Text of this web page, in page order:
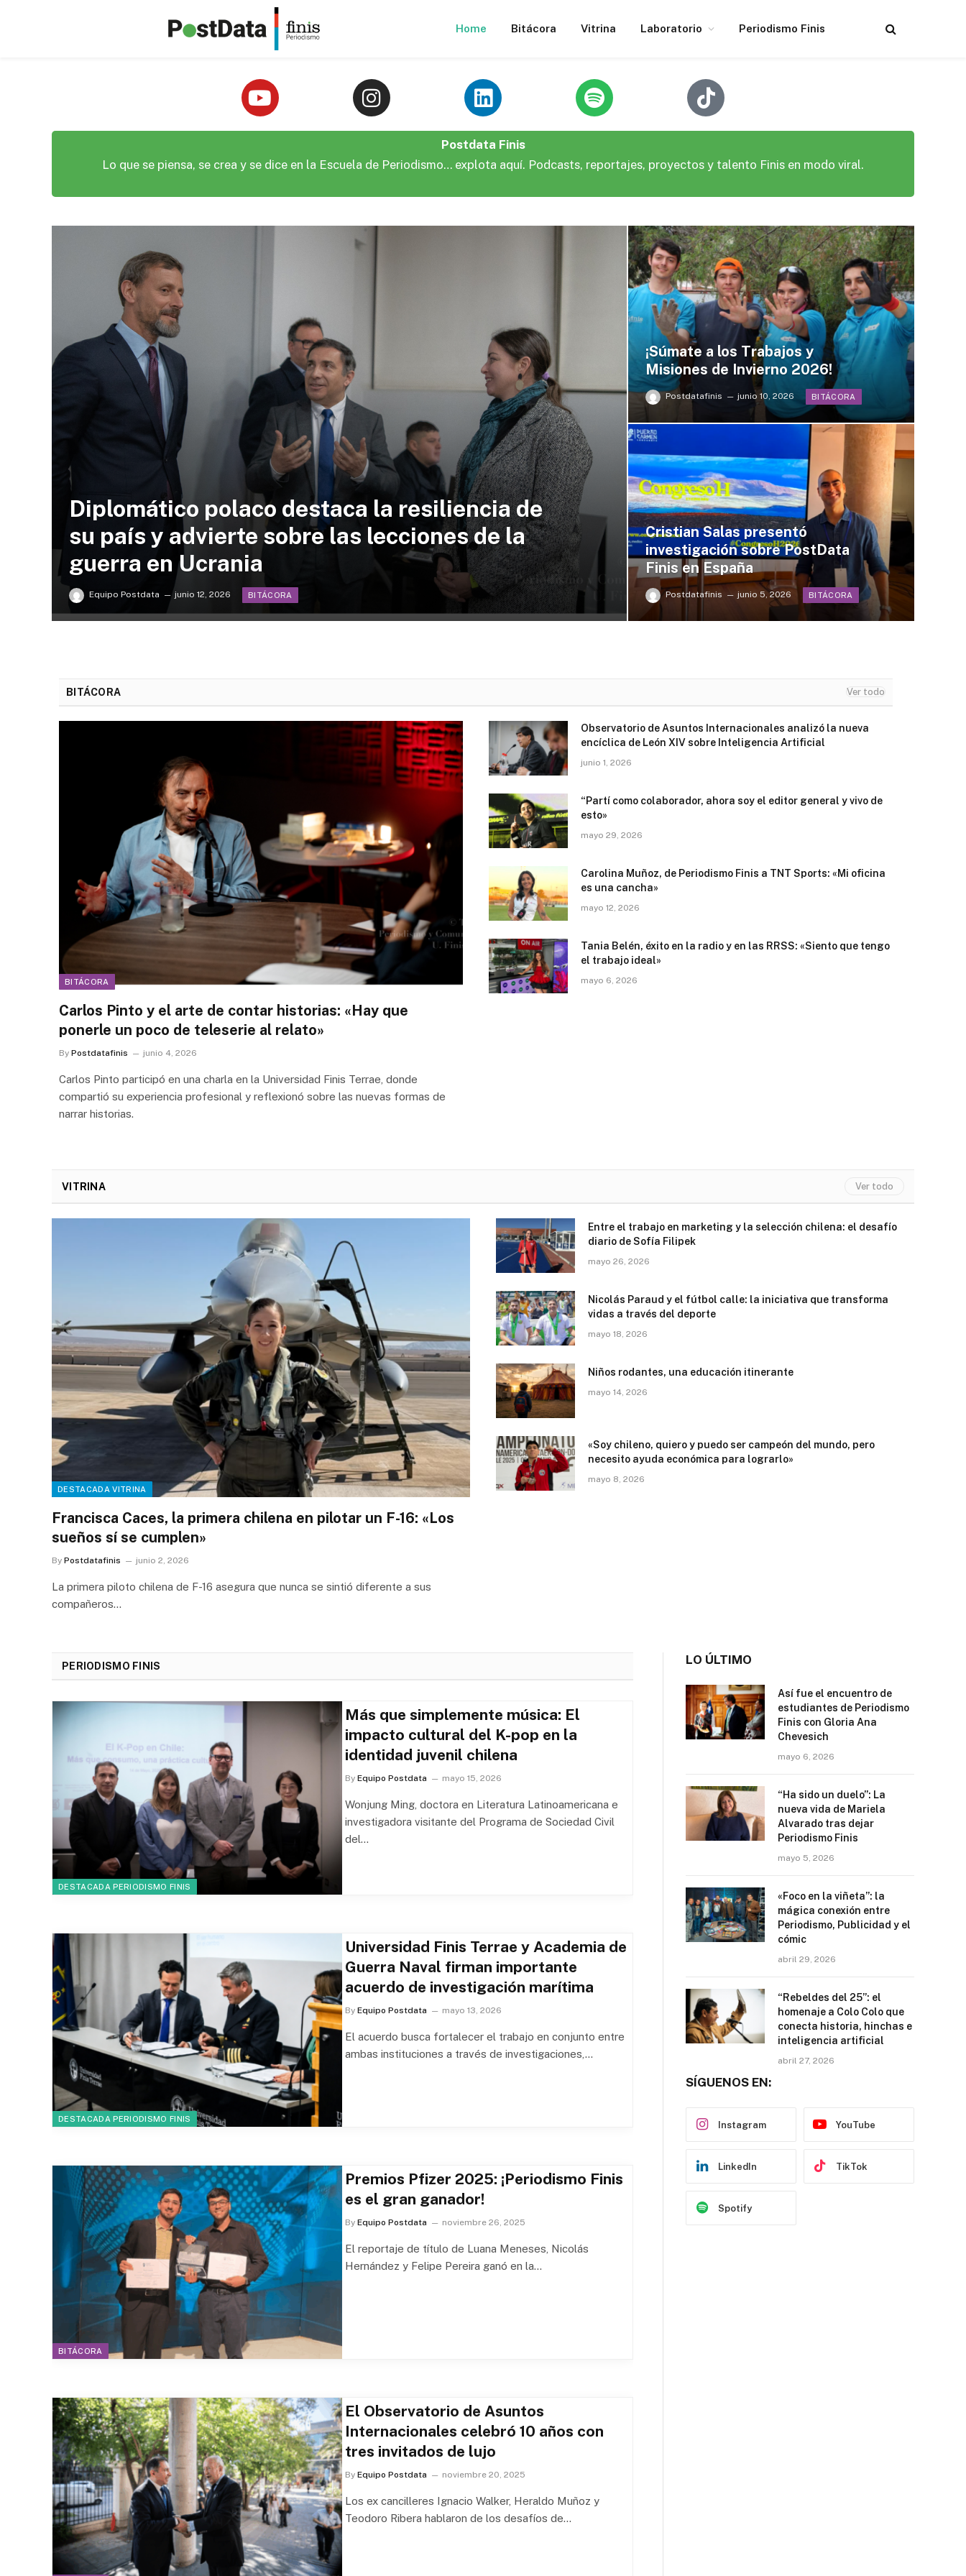
Home Bitácora Vitrina Laboratorio Periodismo Finis
Postdata Finis
Lo que se piensa, se crea y se dice en la Escuela de Periodismo… explota aquí. Podcasts, reportajes, proyectos y talento Finis en modo viral.
Diplomático polaco destaca la resiliencia de
su país y advierte sobre las lecciones de la
guerra en Ucrania
Equipo Postdata junio 12, 2026 BITÁCORA
¡Súmate a los Trabajos y
Misiones de Invierno 2026!
Postdatafinis junio 10, 2026 BITÁCORA
Cristian Salas presentó
investigación sobre PostData
Finis en España
Postdatafinis junio 5, 2026 BITÁCORA
BITÁCORA Ver todo
BITÁCORA
Carlos Pinto y el arte de contar historias: «Hay que
ponerle un poco de teleserie al relato»
By Postdatafinis junio 4, 2026
Carlos Pinto participó en una charla en la Universidad Finis Terrae, donde
compartió su experiencia profesional y reflexionó sobre las nuevas formas de
narrar historias.
Observatorio de Asuntos Internacionales analizó la nueva
encíclica de León XIV sobre Inteligencia Artificial
junio 1, 2026
“Partí como colaborador, ahora soy el editor general y vivo de
esto»
mayo 29, 2026
Carolina Muñoz, de Periodismo Finis a TNT Sports: «Mi oficina
es una cancha»
mayo 12, 2026
Tania Belén, éxito en la radio y en las RRSS: «Siento que tengo
el trabajo ideal»
mayo 6, 2026
VITRINA Ver todo
DESTACADA VITRINA
Francisca Caces, la primera chilena en pilotar un F-16: «Los
sueños sí se cumplen»
By Postdatafinis junio 2, 2026
La primera piloto chilena de F-16 asegura que nunca se sintió diferente a sus
compañeros…
Entre el trabajo en marketing y la selección chilena: el desafío
diario de Sofía Filipek
mayo 26, 2026
Nicolás Paraud y el fútbol calle: la iniciativa que transforma
vidas a través del deporte
mayo 18, 2026
Niños rodantes, una educación itinerante
mayo 14, 2026
«Soy chileno, quiero y puedo ser campeón del mundo, pero
necesito ayuda económica para lograrlo»
mayo 8, 2026
PERIODISMO FINIS
DESTACADA PERIODISMO FINIS
Más que simplemente música: El
impacto cultural del K-pop en la
identidad juvenil chilena
By Equipo Postdata mayo 15, 2026
Wonjung Ming, doctora en Literatura Latinoamericana e
investigadora visitante del Programa de Sociedad Civil
del…
DESTACADA PERIODISMO FINIS
Universidad Finis Terrae y Academia de
Guerra Naval firman importante
acuerdo de investigación marítima
By Equipo Postdata mayo 13, 2026
El acuerdo busca fortalecer el trabajo en conjunto entre
ambas instituciones a través de investigaciones,…
BITÁCORA
Premios Pfizer 2025: ¡Periodismo Finis
es el gran ganador!
By Equipo Postdata noviembre 26, 2025
El reportaje de título de Luana Meneses, Nicolás
Hernández y Felipe Pereira ganó en la…
El Observatorio de Asuntos
Internacionales celebró 10 años con
tres invitados de lujo
By Equipo Postdata noviembre 20, 2025
Los ex cancilleres Ignacio Walker, Heraldo Muñoz y
Teodoro Ribera hablaron de los desafíos de…
LO ÚLTIMO
Así fue el encuentro de
estudiantes de Periodismo
Finis con Gloria Ana
Chevesich
mayo 6, 2026
“Ha sido un duelo”: La
nueva vida de Mariela
Alvarado tras dejar
Periodismo Finis
mayo 5, 2026
«Foco en la viñeta”: la
mágica conexión entre
Periodismo, Publicidad y el
cómic
abril 29, 2026
“Rebeldes del 25”: el
homenaje a Colo Colo que
conecta historia, hinchas e
inteligencia artificial
abril 27, 2026
SÍGUENOS EN:
Instagram YouTube
LinkedIn TikTok
Spotify